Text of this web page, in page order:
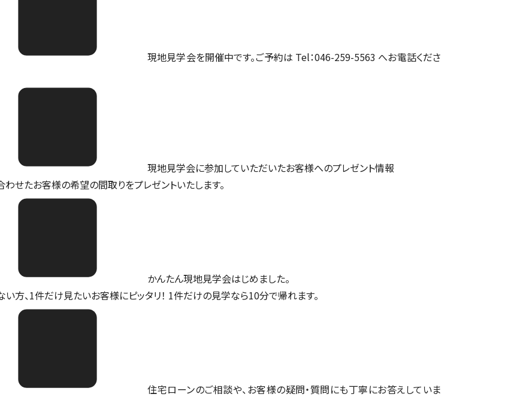
現地見学会を開催中です。ご予約は Tel：046-259-5563 へお電話くださ
現地見学会に参加していただいたお客様へのプレゼント情報
せたお客様の希望の間取りをプレゼントいたします。
かんたん現地見学会はじめました。
い方、1件だけ見たいお客様にピッタリ！ 1件だけの見学なら10分で帰れます。
住宅ローンのご相談や、お客様の疑問・質問にも丁寧にお答えしていま